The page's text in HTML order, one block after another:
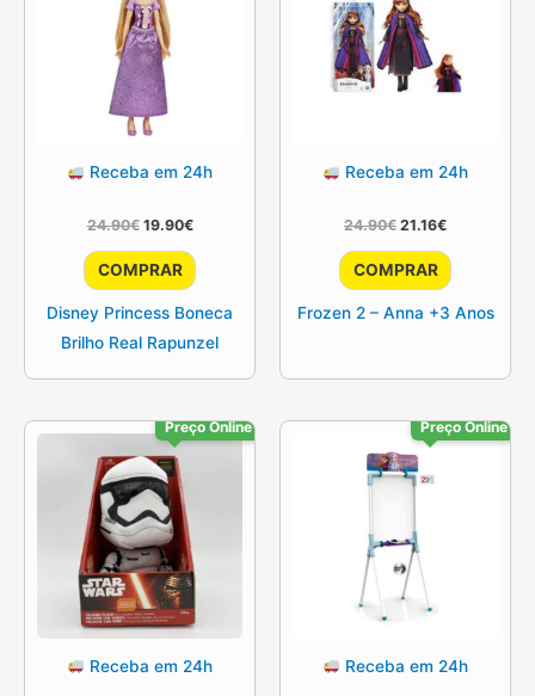
Receba em 24h
24.90€ O
original
era:
19.90€O
atual
é:
COMPRAR
Disney Princess Boneca
Brilho Real Rapunzel
Receba em 24h
24.90€ O
original
era:
21.16€O
atual
é:
COMPRAR
Frozen 2 – Anna +3 Anos
Preço Online
Receba em 24h
Preço Online
Receba em 24h